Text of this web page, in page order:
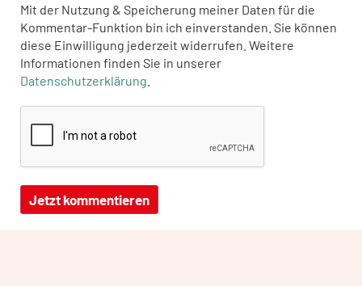
Mit der Nutzung & Speicherung meiner Daten für die
Kommentar-Funktion bin ich einverstanden. Sie können
diese Einwilligung jederzeit widerrufen. Weitere
Informationen finden Sie in unserer
Datenschutzerklärung